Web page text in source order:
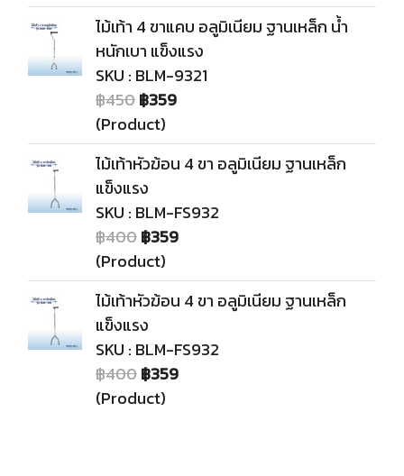
ไม้เท้า 4 ขาแคบ อลูมิเนียม ฐานเหล็ก น้ำ
หนักเบา แข็งแรง
SKU : BLM-9321
฿450฿359
(Product)
ไม้เท้าหัวฆ้อน 4 ขา อลูมิเนียม ฐานเหล็ก
แข็งแรง
SKU : BLM-FS932
฿400฿359
(Product)
ไม้เท้าหัวฆ้อน 4 ขา อลูมิเนียม ฐานเหล็ก
แข็งแรง
SKU : BLM-FS932
฿400฿359
(Product)